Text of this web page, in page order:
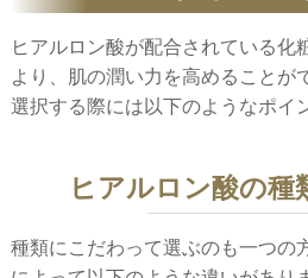
ヒアルロン酸が配合されている化
より、肌の潤い力を高めることが
選択する際には以下のようなポイ
ヒアルロン酸の種
種類にこだわって選ぶのも一つの